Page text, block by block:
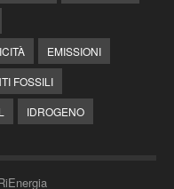
EMISSIONI
FOSSILI
IDROGENO